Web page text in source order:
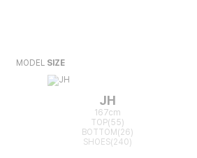
MODEL SIZE
JH
167cm
TOP(55)
BOTTOM(26)
SHOES(240)